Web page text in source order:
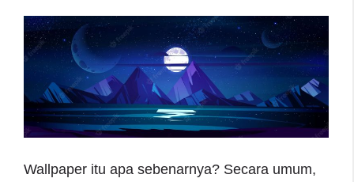
Wallpaper itu apa sebenarnya? Secara umum,